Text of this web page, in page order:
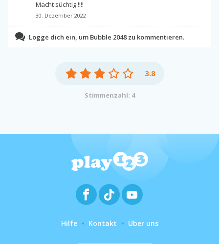
Macht süchtig !!!!
30. Dezember 2022
Logge dich ein, um Bubble 2048 zu kommentieren.
3.8
Stimmenzahl: 4
Hilfe Kontakt Über uns